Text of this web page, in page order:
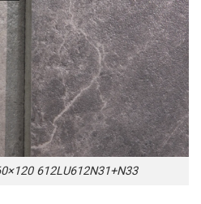
612LU612N31+N33